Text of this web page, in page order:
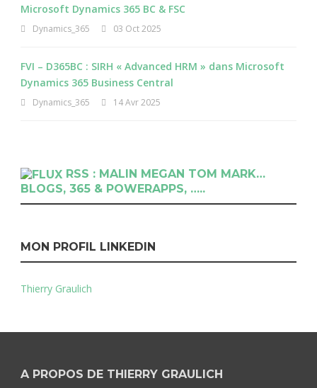
Microsoft Dynamics 365 BC & FSC
Dynamics_365 03 Oct 2025
FVI – D365BC : SIRH « Advanced HRM » dans Microsoft
Dynamics 365 Business Central
Dynamics_365 14 Avr 2025
RSS : MALIN MEGAN TOM MARK…
BLOGS, 365 & POWERAPPS, …..
MON PROFIL LINKEDIN
Thierry Graulich
A PROPOS DE THIERRY GRAULICH